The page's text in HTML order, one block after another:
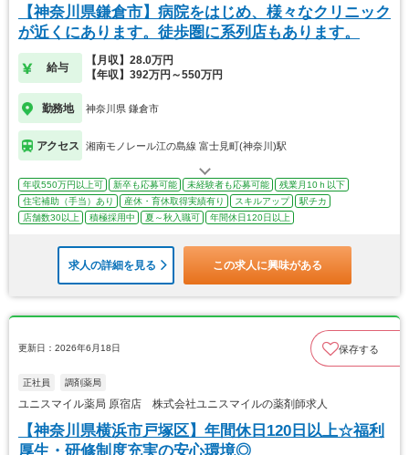
【神奈川県鎌倉市】病院をはじめ、様々なクリニック
が近くにあります。徒歩圏に系列店もあります。
給与
【月収】28.0万円
【年収】392万円～550万円
勤務地 神奈川県 鎌倉市
アクセス 湘南モノレール江の島線 富士見町(神奈川)駅
年収550万円以上可 新卒も応募可能 未経験者も応募可能
残業月10ｈ以下
住宅補助（手当）あり
産休・育休取得実績有り スキルアップ
駅チカ
店舗数30以上
積極採用中 夏～秋入職可 年間休日120日以上
求人の詳細を見る この求人に興味がある
更新日：2026年6月18日 保存する
正社員 調剤薬局
ユニスマイル薬局 原宿店 株式会社ユニスマイルの薬剤師求人
【神奈川県横浜市戸塚区】年間休日120日以上☆福利
厚生・研修制度充実の安心環境◎